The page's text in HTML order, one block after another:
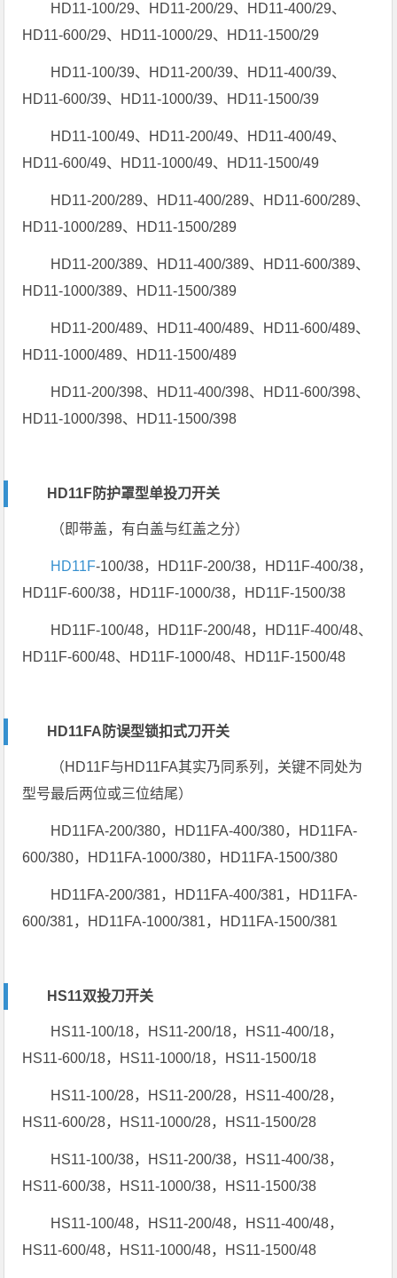
HD11-100/29、HD11-200/29、HD11-400/29、
HD11-600/29、HD11-1000/29、HD11-1500/29
HD11-100/39、HD11-200/39、HD11-400/39、
HD11-600/39、HD11-1000/39、HD11-1500/39
HD11-100/49、HD11-200/49、HD11-400/49、
HD11-600/49、HD11-1000/49、HD11-1500/49
HD11-200/289、HD11-400/289、HD11-600/289、
HD11-1000/289、HD11-1500/289
HD11-200/389、HD11-400/389、HD11-600/389、
HD11-1000/389、HD11-1500/389
HD11-200/489、HD11-400/489、HD11-600/489、
HD11-1000/489、HD11-1500/489
HD11-200/398、HD11-400/398、HD11-600/398、
HD11-1000/398、HD11-1500/398
HD11F防护罩型单投刀开关
（即带盖，有白盖与红盖之分）
HD11F-100/38，HD11F-200/38，HD11F-400/38，
HD11F-600/38，HD11F-1000/38，HD11F-1500/38
HD11F-100/48，HD11F-200/48，HD11F-400/48、
HD11F-600/48、HD11F-1000/48、HD11F-1500/48
HD11FA防误型锁扣式刀开关
（HD11F与HD11FA其实乃同系列，关键不同处为
型号最后两位或三位结尾）
HD11FA-200/380，HD11FA-400/380，HD11FA-
600/380，HD11FA-1000/380，HD11FA-1500/380
HD11FA-200/381，HD11FA-400/381，HD11FA-
600/381，HD11FA-1000/381，HD11FA-1500/381
HS11双投刀开关
HS11-100/18，HS11-200/18，HS11-400/18，
HS11-600/18，HS11-1000/18，HS11-1500/18
HS11-100/28，HS11-200/28，HS11-400/28，
HS11-600/28，HS11-1000/28，HS11-1500/28
HS11-100/38，HS11-200/38，HS11-400/38，
HS11-600/38，HS11-1000/38，HS11-1500/38
HS11-100/48，HS11-200/48，HS11-400/48，
HS11-600/48，HS11-1000/48，HS11-1500/48